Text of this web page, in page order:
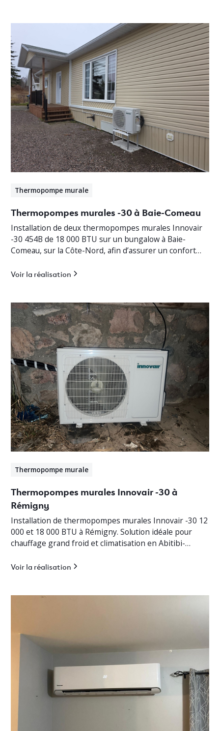
Thermopompe murale
Thermopompes murales -30 à Baie-Comeau
Installation de deux thermopompes murales Innovair
-30 454B de 18 000 BTU sur un bungalow à Baie-
Comeau, sur la Côte-Nord, afin d’assurer un confort
Voir la réalisation
Thermopompe murale
Thermopompes murales Innovair -30 à
Rémigny
Installation de thermopompes murales Innovair -30 12
000 et 18 000 BTU à Rémigny. Solution idéale pour
chauffage grand froid et climatisation en Abitibi-
Voir la réalisation